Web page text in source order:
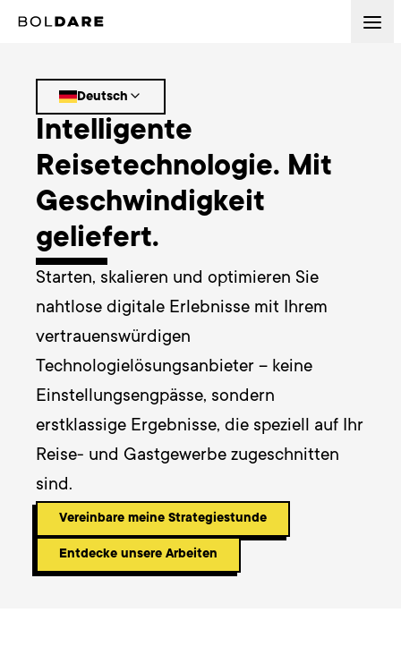
Deutsch
Intelligente
Reisetechnologie. Mit
Geschwindigkeit
geliefert.
Starten, skalieren und optimieren Sie
nahtlose digitale Erlebnisse mit Ihrem
vertrauenswürdigen
Technologielösungsanbieter – keine
Einstellungsengpässe, sondern
erstklassige Ergebnisse, die speziell auf Ihr
Reise- und Gastgewerbe zugeschnitten
sind.
Vereinbare meine Strategiestunde
Entdecke unsere Arbeiten